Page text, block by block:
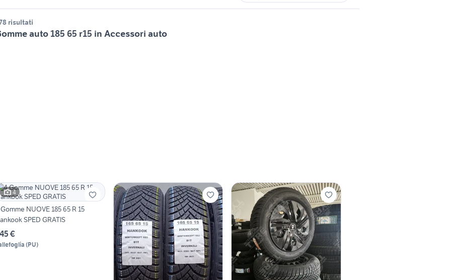
risultati
auto 185 65 r15 in Accessori auto
4
NUOVE 185 65 R 15
SPED GRATIS
€
(PU)